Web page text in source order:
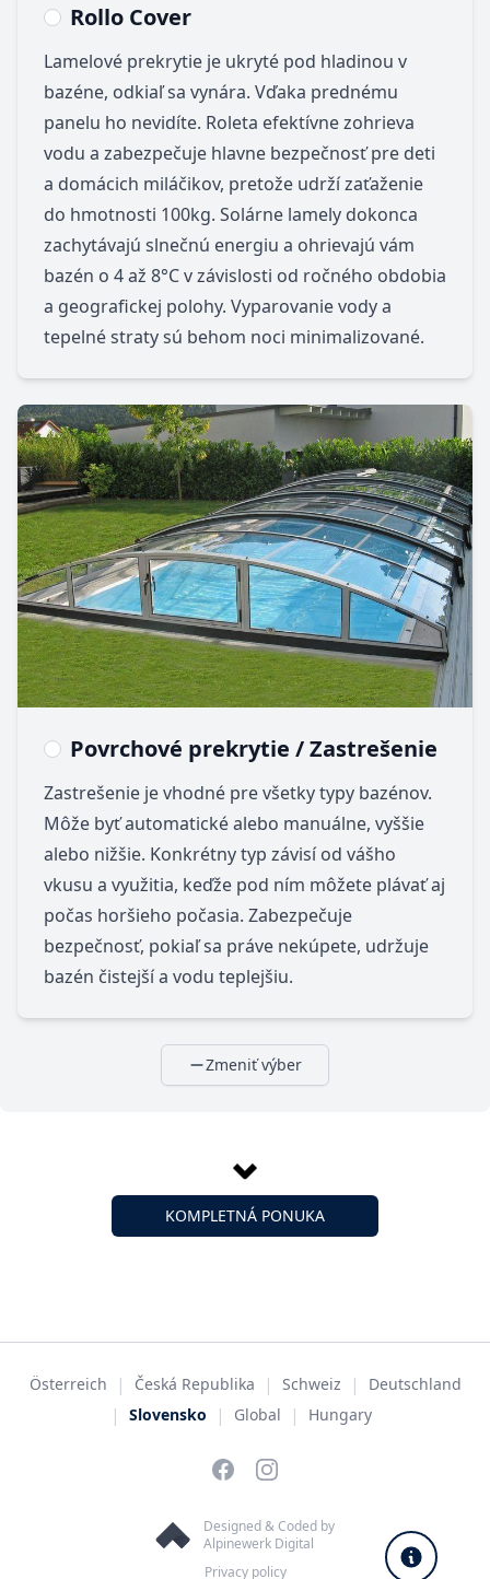
Rollo Cover
Lamelové prekrytie je ukryté pod hladinou v
bazéne, odkiaľ sa vynára. Vďaka prednému
panelu ho nevidíte. Roleta efektívne zohrieva
vodu a zabezpečuje hlavne bezpečnosť pre deti
a domácich miláčikov, pretože udrží zaťaženie
do hmotnosti 100kg. Solárne lamely dokonca
zachytávajú slnečnú energiu a ohrievajú vám
bazén o 4 až 8°C v závislosti od ročného obdobia
a geografickej polohy. Vyparovanie vody a
tepelné straty sú behom noci minimalizované.
Povrchové prekrytie / Zastrešenie
Zastrešenie je vhodné pre všetky typy bazénov.
Môže byť automatické alebo manuálne, vyššie
alebo nižšie. Konkrétny typ závisí od vášho
vkusu a využitia, keďže pod ním môžete plávať aj
počas horšieho počasia. Zabezpečuje
bezpečnosť, pokiaľ sa práve nekúpete, udržuje
bazén čistejší a vodu teplejšiu.
Zmeniť výber
KOMPLETNÁ PONUKA
Österreich | Česká Republika | Schweiz | Deutschland
| Slovensko | Global | Hungary
FacebookInstagram
Designed & Coded by
Alpinewerk Digital
Privacy policy